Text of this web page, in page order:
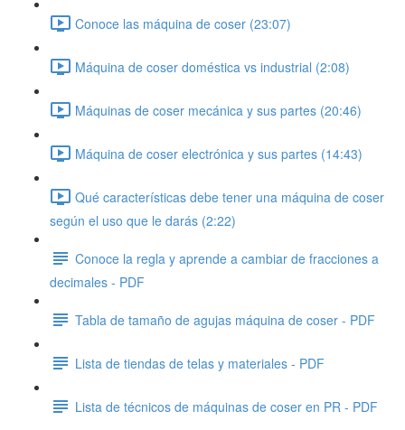
Conoce las máquina de coser (23:07)
Máquina de coser doméstica vs industrial (2:08)
Máquinas de coser mecánica y sus partes (20:46)
Máquina de coser electrónica y sus partes (14:43)
Qué características debe tener una máquina de coser
según el uso que le darás (2:22)
Conoce la regla y aprende a cambiar de fracciones a
decimales - PDF
Tabla de tamaño de agujas máquina de coser - PDF
Lista de tiendas de telas y materiales - PDF
Lista de técnicos de máquinas de coser en PR - PDF